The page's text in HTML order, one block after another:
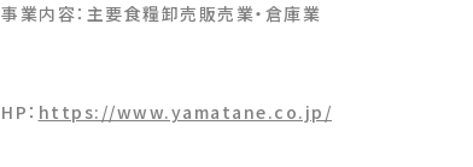
事業内容：主要食糧卸売販売業・倉庫業
HP： https://www.yamatane.co.jp/